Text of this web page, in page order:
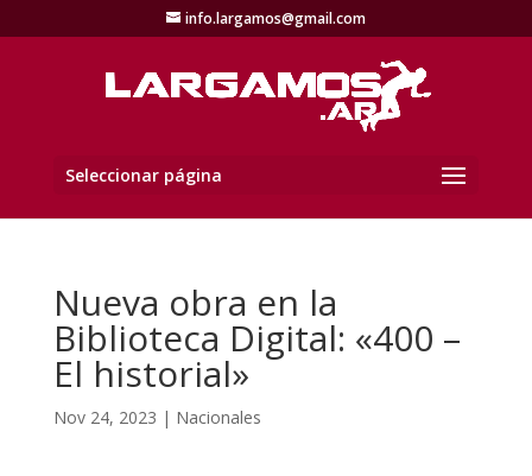
info.largamos@gmail.com
Seleccionar página
Nueva obra en la
Biblioteca Digital: «400 –
El historial»
Nov 24, 2023 | Nacionales